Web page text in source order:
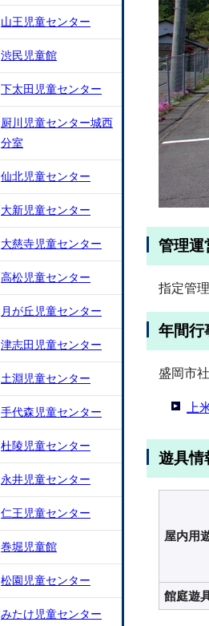
管理運
指定管
年間行
盛岡市
上
遊具情
屋内用
館庭遊
山王児童センター
渋民児童館
下太田児童センター
厨川児童センター城西
分室
仙北児童センター
大新児童センター
大慈寺児童センター
高松児童センター
月が丘児童センター
津志田児童センター
土淵児童センター
手代森児童センター
杜陵児童センター
永井児童センター
仁王児童センター
巻堀児童館
松園児童センター
みたけ児童センター